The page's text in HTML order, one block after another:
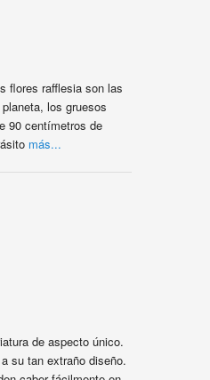
flores rafflesia son las
los gruesos
90 centímetros de
más...
de aspecto único.
su tan extraño diseño.